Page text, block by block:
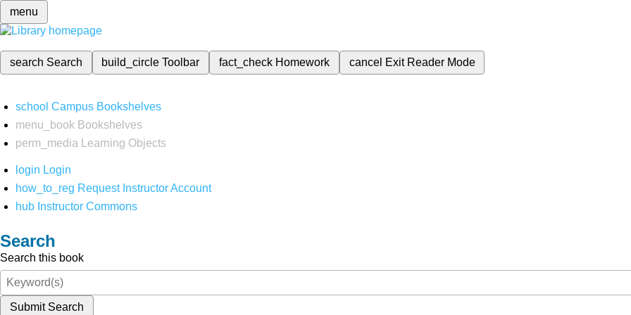
menu
search Search build_circleToolbar fact_check Homework cancel Exit Reader Mode
school Campus Bookshelves
menu_book Bookshelves
perm_media
Learning Objects
login Login
how_to_reg Request Instructor Account
hub Instructor Commons
Search
Search this book
Submit Search